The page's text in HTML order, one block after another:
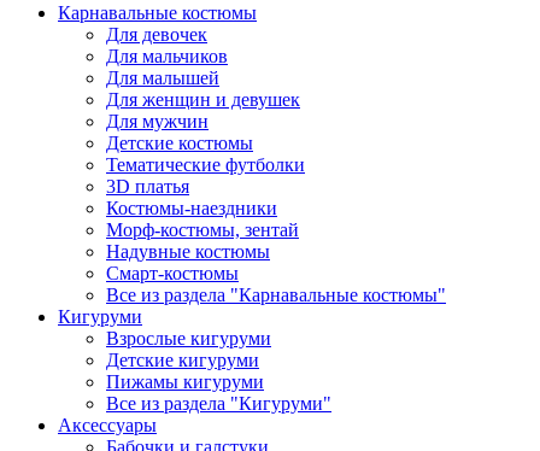
Карнавальные костюмы
Для девочек
Для мальчиков
Для малышей
Для женщин и девушек
Для мужчин
Детские костюмы
Тематические футболки
3D платья
Костюмы-наездники
Морф-костюмы, зентай
Надувные костюмы
Смарт-костюмы
Все из раздела "Карнавальные костюмы"
Кигуруми
Взрослые кигуруми
Детские кигуруми
Пижамы кигуруми
Все из раздела "Кигуруми"
Аксессуары
Бабочки и галстуки